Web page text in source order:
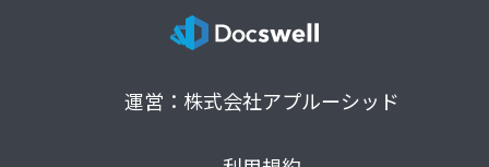
運営：株式会社アプルーシッド